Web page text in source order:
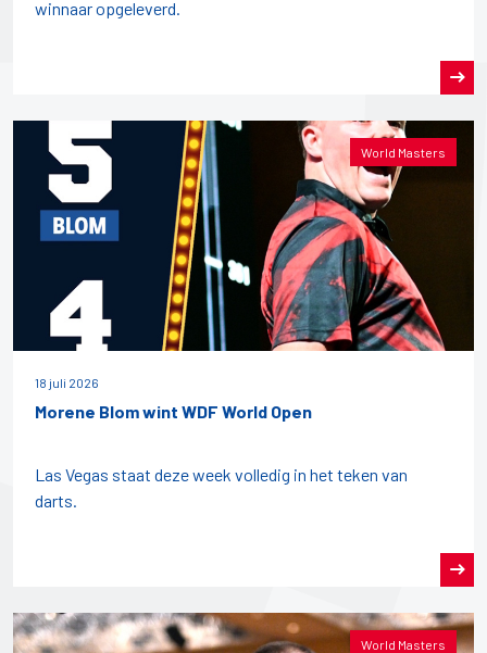
winnaar opgeleverd.
World Masters
18 juli 2026
Morene Blom wint WDF World Open
Las Vegas staat deze week volledig in het teken van
darts.
World Masters